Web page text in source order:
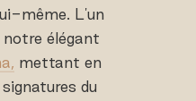
même. L'un
élégant
mettant en
du